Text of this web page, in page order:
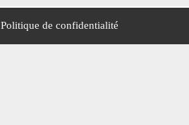
Politique de confidentialité